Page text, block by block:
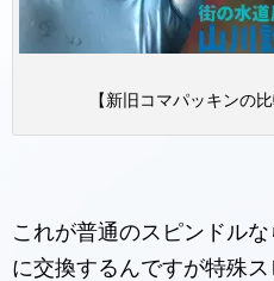
【新旧コマパッキンの比
これが普通のスピンドル
に交換するんですが特殊